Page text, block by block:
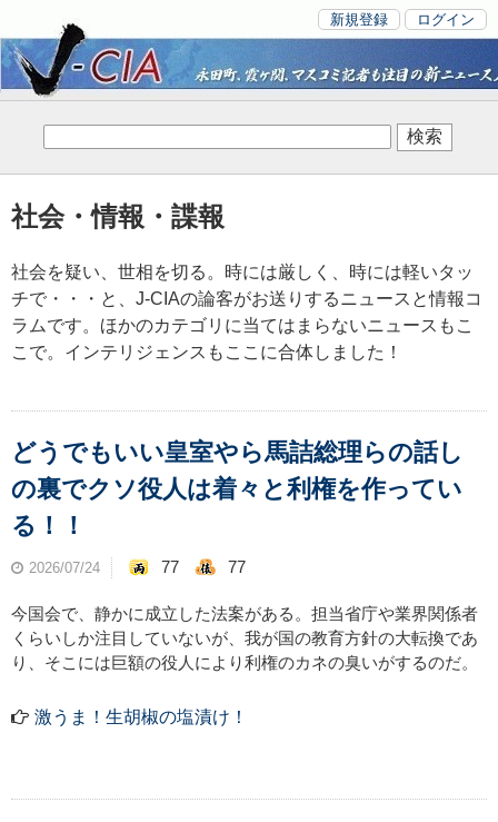
新規登録 ログイン
社会・情報・諜報
社会を疑い、世相を切る。時には厳しく、時には軽いタッ
チで・・・と、J-CIAの論客がお送りするニュースと情報コ
ラムです。ほかのカテゴリに当てはまらないニュースもこ
こで。インテリジェンスもここに合体しました！
どうでもいい皇室やら馬詰総理らの話し
の裏でクソ役人は着々と利権を作ってい
る！！
2026/07/24 77 77
今国会で、静かに成立した法案がある。担当省庁や業界関係者
くらいしか注目していないが、我が国の教育方針の大転換であ
り、そこには巨額の役人により利権のカネの臭いがするのだ。
激うま！生胡椒の塩漬け！